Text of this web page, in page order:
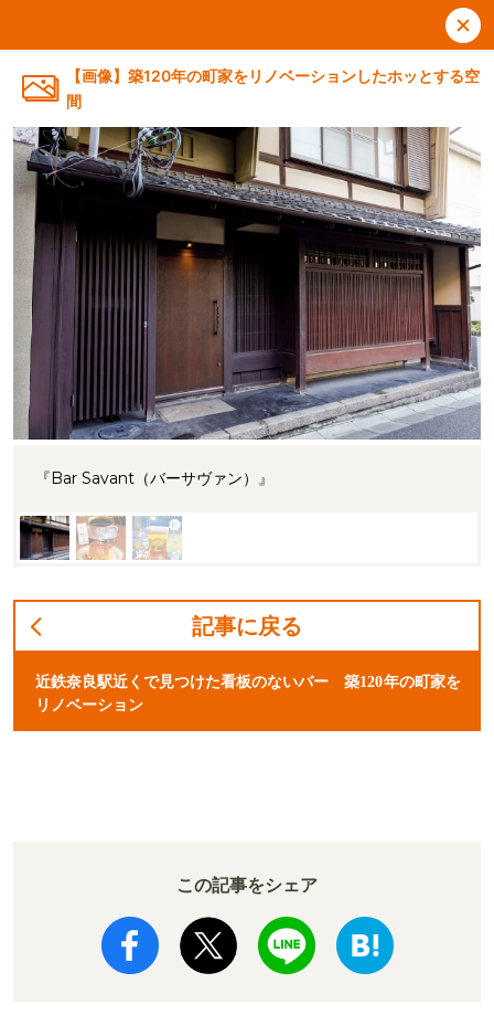
【画像】築120年の町家をリノベーションしたホッとする空
間
『Bar Savant（バーサヴァン）』
記事に戻る
近鉄奈良駅近くで見つけた看板のないバー 築120年の町家を
リノベーション
この記事をシェア